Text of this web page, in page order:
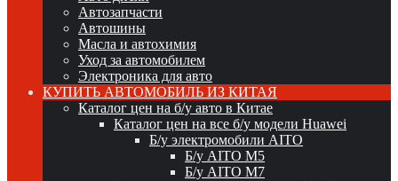
Автозапчасти
Автошины
Масла и автохимия
Уход за автомобилем
Электроника для авто
КУПИТЬ АВТОМОБИЛЬ ИЗ КИТАЯ
Каталог цен на б/у авто в Китае
Каталог цен на все б/у модели Huawei
Б/у электромобили AITO
Б/у AITO M5
Б/у AITO M7